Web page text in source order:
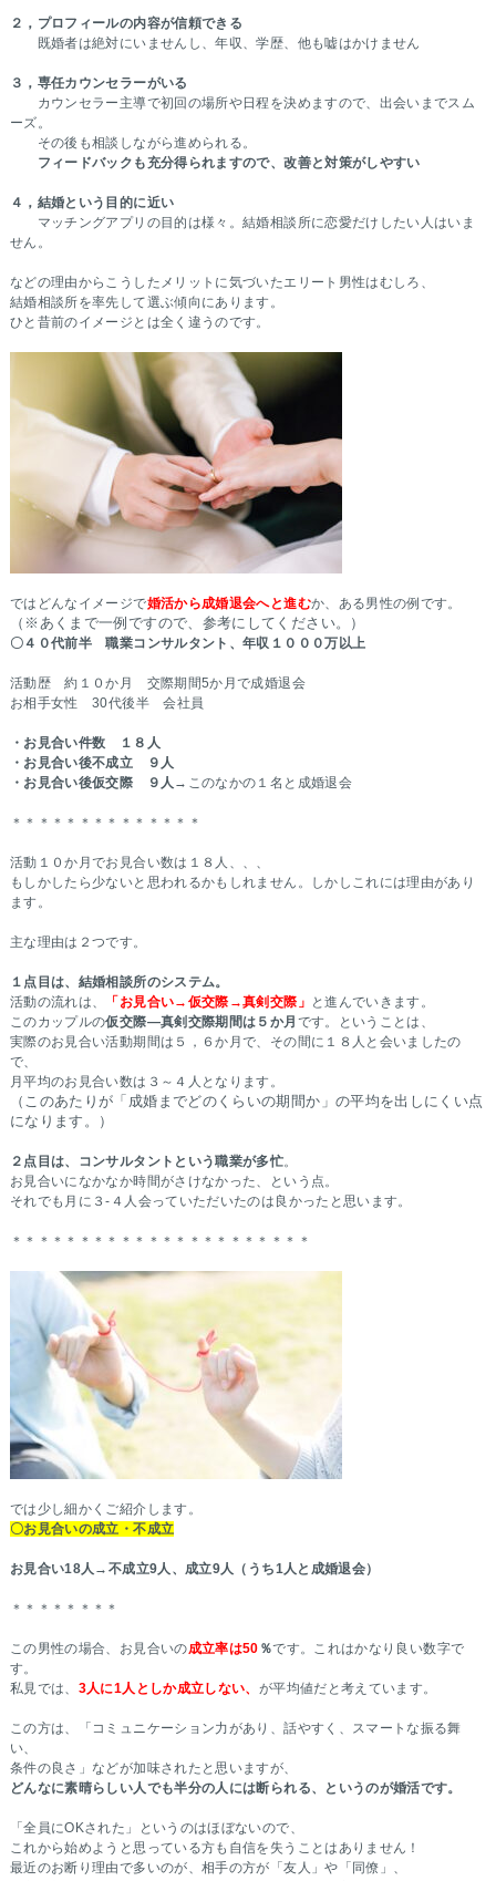
２，プロフィールの内容が信頼できる
既婚者は絶対にいませんし、年収、学歴、他も嘘はかけません
３，専任カウンセラーがいる
カウンセラー主導で初回の場所や日程を決めますので、出会いまでスム
ーズ。
その後も相談しながら進められる。
フィードバックも充分得られますので、改善と対策がしやすい
４，結婚という目的に近い
マッチングアプリの目的は様々。結婚相談所に恋愛だけしたい人はいま
せん。
などの理由からこうしたメリットに気づいたエリート男性はむしろ、
結婚相談所を率先して選ぶ傾向にあります。
ひと昔前のイメージとは全く違うのです。
ではどんなイメージで婚活から成婚退会へと進むか、ある男性の例です。
（※あくまで一例ですので、参考にしてください。）
〇４０代前半 職業コンサルタント、年収１０００万以上
活動歴 約１０か月 交際期間5か月で成婚退会
お相手女性 30代後半 会社員
・お見合い件数 １８人
・お見合い後不成立 ９人
・お見合い後仮交際 ９人 →このなかの１名と成婚退会
＊＊＊＊＊＊＊＊＊＊＊＊＊＊
活動１０か月でお見合い数は１８人、、、
もしかしたら少ないと思われるかもしれません。しかしこれには理由があり
ます。
主な理由は２つです。
１点目は、結婚相談所のシステム。
活動の流れは、
「お見合い→仮交際→真剣交際」 と進んでいきます。
このカップルの仮交際―真剣交際期間は５か月 です。ということは、
実際のお見合い活動期間は５，６か月で、その間に１８人と会いましたの
で、
月平均のお見合い数は３～４人となります。
（このあたりが「成婚までどのくらいの期間か」の平均を出しにくい点
になります。）
２点目は、コンサルタントという職業が多忙。
お見合いになかなか時間がさけなかった、という点。
それでも月に３-４人会っていただいたのは良かったと思います。
＊＊＊＊＊＊＊＊＊＊＊＊＊＊＊＊＊＊＊＊＊＊
では少し細かくご紹介します。
〇お見合いの成立・不成立
お見合い18人→不成立9人、成立9人（うち1人と成婚退会）
＊＊＊＊＊＊＊＊
この男性の場合、お見合いの成立率は50 ％です。これはかなり良い数字で
す。
私見では、 3人に1人としか成立しない、 が平均値だと考えています。
この方は、「コミュニケーション力があり、話やすく、スマートな振る舞
い、
条件の良さ」などが加味されたと思いますが、
どんなに素晴らしい人でも半分の人には断られる、というのが婚活です。
「全員にOKされた」というのはほぼないので、
これから始めようと思っている方も自信を失うことはありません！
最近のお断り理由で多いのが、相手の方が「友人」や「同僚」、